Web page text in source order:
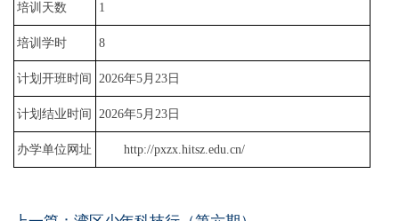
培训天数 1
培训学时 8
计划开班时间 2026年5月23日
计划结业时间 2026年5月23日
办学单位网址 http://pxzx.hitsz.edu.cn/